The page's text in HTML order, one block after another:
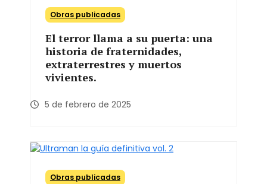
Obras publicadas
El terror llama a su puerta: una
historia de fraternidades,
extraterrestres y muertos
vivientes.
5 de febrero de 2025
Obras publicadas